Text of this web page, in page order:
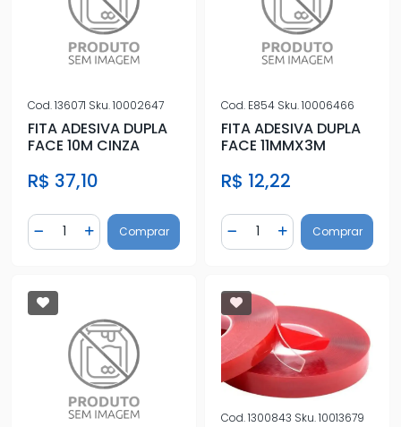
Cod.136071 Sku.10002647
FITA ADESIVA DUPLA
FACE 10M CINZA
R$ 37,10
Diminuir Quantidade
Quantidade
Adicionar Quantidade
Comprar
Cod. E854 Sku.10006466
FITA ADESIVA DUPLA
FACE 11MMX3M
R$ 12,22
Diminuir Quantidade
Quantidade
AdicionarComprar
Cod.1300843 Sku.10013679